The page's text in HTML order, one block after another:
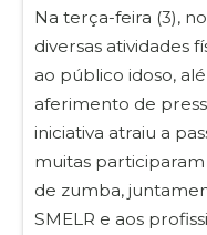
Na terça-feira (3),
diversas atividades
ao público idoso,
aferimento de
iniciativa atraiu a
muitas
de zumba,
SMELR e aos